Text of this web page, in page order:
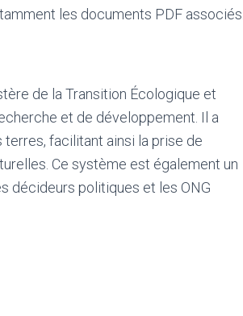
les documents PDF associés.
de la Transition Écologique et
et de développement. Il a
facilitant ainsi la prise de
Ce système est également un
décideurs politiques et les ONG